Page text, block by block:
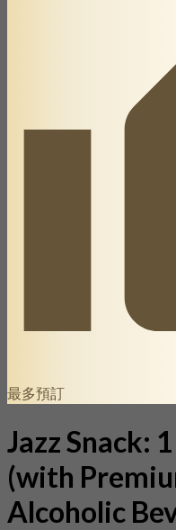
最多預訂
Jazz Snack:
(with
Alcoholic